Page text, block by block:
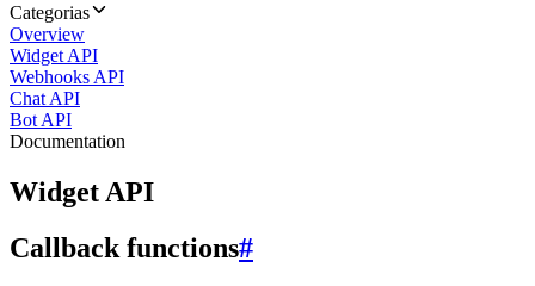
Categorias
Overview
Widget API
Webhooks API
Chat API
Bot API
Documentation
Widget API
Callback functions#